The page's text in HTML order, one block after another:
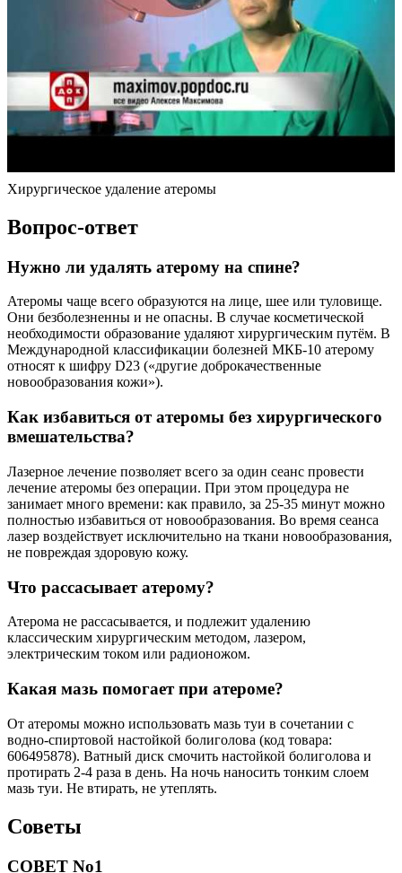
Хирургическое удаление атеромы
Вопрос-ответ
Нужно ли удалять атерому на спине?
Атеромы чаще всего образуются на лице, шее или туловище.
Они безболезненны и не опасны. В случае косметической
необходимости образование удаляют хирургическим путём. В
Международной классификации болезней МКБ-10 атерому
относят к шифру D23 («другие доброкачественные
новообразования кожи»).
Как избавиться от атеромы без хирургического
вмешательства?
Лазерное лечение позволяет всего за один сеанс провести
лечение атеромы без операции. При этом процедура не
занимает много времени: как правило, за 25-35 минут можно
полностью избавиться от новообразования. Во время сеанса
лазер воздействует исключительно на ткани новообразования,
не повреждая здоровую кожу.
Что рассасывает атерому?
Атерома не рассасывается, и подлежит удалению
классическим хирургическим методом, лазером,
электрическим током или радионожом.
Какая мазь помогает при атероме?
От атеромы можно использовать мазь туи в сочетании с
водно-спиртовой настойкой болиголова (код товара:
606495878). Ватный диск смочить настойкой болиголова и
протирать 2-4 раза в день. На ночь наносить тонким слоем
мазь туи. Не втирать, не утеплять.
Советы
СОВЕТ No1